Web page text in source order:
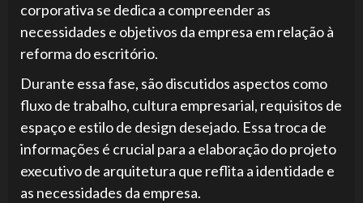
corporativa se dedica a compreender as
necessidades e objetivos da empresa em relação à
reforma do escritório.
Durante essa fase, são discutidos aspectos como
fluxo de trabalho, cultura empresarial, requisitos de
espaço e estilo de design desejado. Essa troca de
informações é crucial para a elaboração do projeto
executivo de arquitetura que reflita a identidade e
as necessidades da empresa.